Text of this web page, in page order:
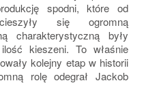
spodni, które od
się ogromną
charakterystyczną były
kieszeni. To właśnie
kolejny etap w historii
rolę odegrał Jackob